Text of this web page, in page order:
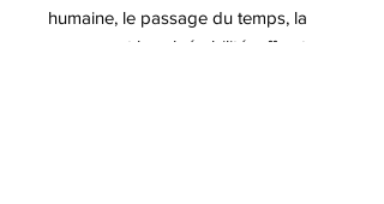
humaine, le passage du temps, la
sagesse et la vulnérabilité, offrant un